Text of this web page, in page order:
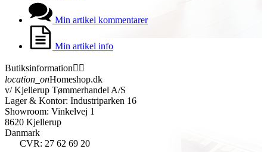
Min artikel kommentarer
Min artikel info
Butiksinformation 
location_onHomeshop.dk
v/ Kjellerup Tømmerhandel A/S
Lager & Kontor: Industriparken 16
Showroom: Vinkelvej 1
8620 Kjellerup
Danmark
CVR: 27 62 69 20